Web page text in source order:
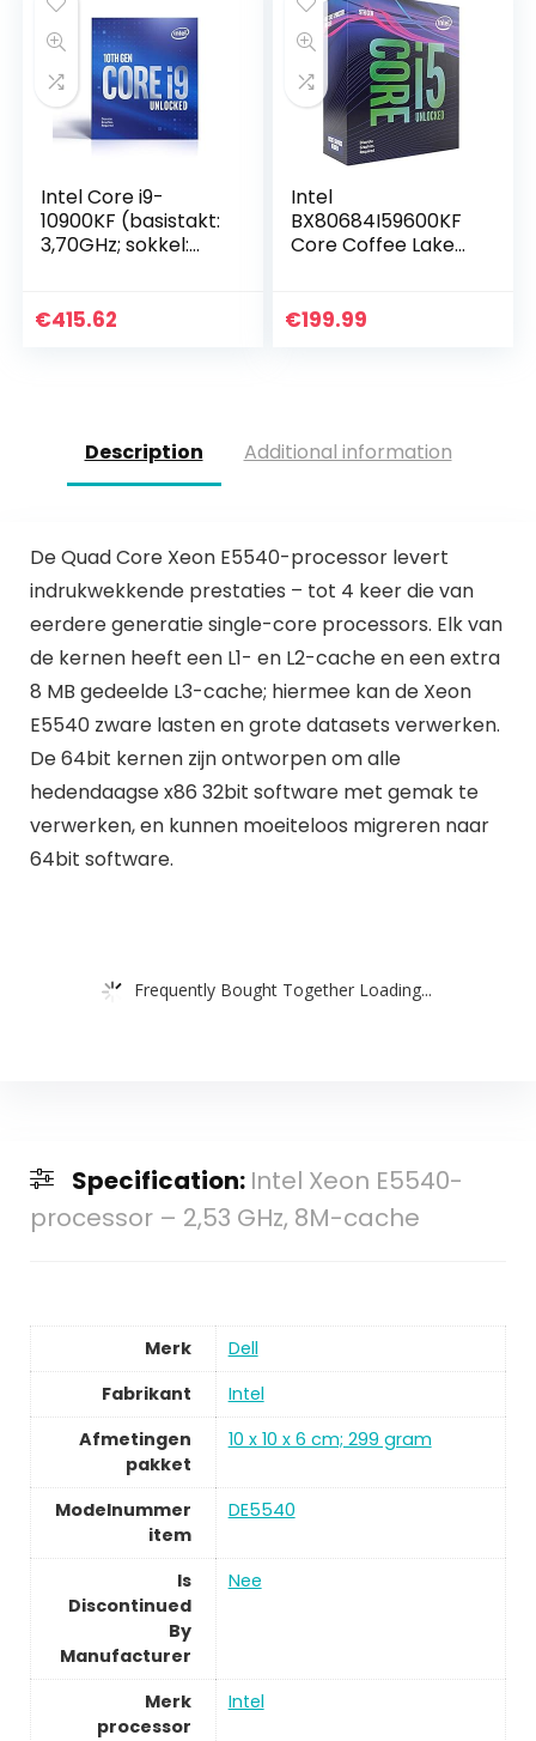
Intel Core i9-
10900KF (basistakt:
3,70GHz; sokkel:
€415.62
Intel
BX80684I59600KF
Core Coffee Lake
4.60 GHz, 14nm
€199.99
Description Additional information
De Quad Core Xeon E5540-processor levert
indrukwekkende prestaties – tot 4 keer die van
eerdere generatie single-core processors. Elk van
de kernen heeft een L1- en L2-cache en een extra
8 MB gedeelde L3-cache; hiermee kan de Xeon
E5540 zware lasten en grote datasets verwerken.
De 64bit kernen zijn ontworpen om alle
hedendaagse x86 32bit software met gemak te
verwerken, en kunnen moeiteloos migreren naar
64bit software.
Frequently Bought Together Loading...
Specification: Intel Xeon E5540-
processor – 2,53 GHz, 8M-cache
Merk
Dell
Fabrikant
Intel
Afmetingen
pakket
10 x 10 x 6 cm; 299 gram
Modelnummer
item
DE5540
Is
Discontinued
By
Manufacturer
Nee
Merk
processor
Intel